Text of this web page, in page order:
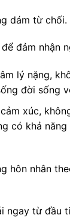
dám từ chối.
đảm nhận
lý nặng,
đời sống
xúc,
có khả
hôn nhân
ngay từ đầu